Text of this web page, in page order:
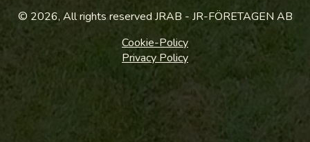
© 2026, All rights reserved JRAB - JR-FÖRETAGEN AB
Cookie-Policy
Privacy Policy